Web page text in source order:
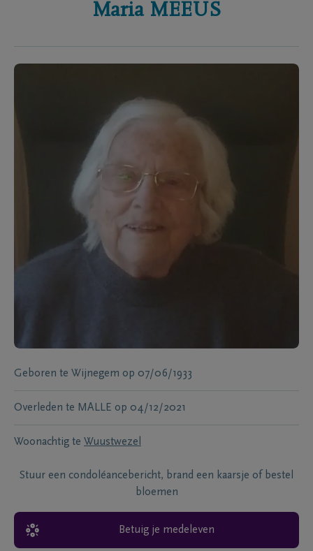
Maria MEEUS
Geboren te Wijnegem op 07/06/1933
Overleden te MALLE op 04/12/2021
Woonachtig te Wuustwezel
Stuur een condoléancebericht, brand een kaarsje of bestel
bloemen
Betuig je medeleven